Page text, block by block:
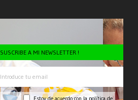
SUSCRIBE A MI NEWSLETTER !
Estoy de acuerdo con la política de